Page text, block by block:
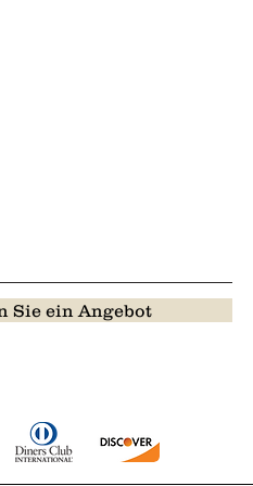
Sie ein Angebot